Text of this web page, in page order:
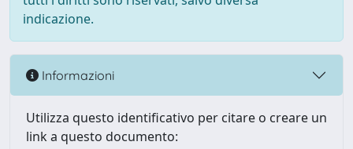
indicazione.
Informazioni
Utilizza questo identificativo per citare o creare un
link a questo documento: